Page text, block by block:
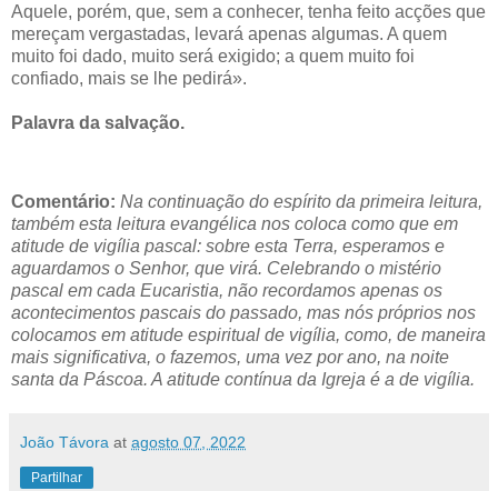
Aquele, porém, que, sem a conhecer, tenha feito acções que
mereçam vergastadas, levará apenas algumas. A quem
muito foi dado, muito será exigido; a quem muito foi
confiado, mais se lhe pedirá».
Palavra da salvação.
Comentário: Na continuação do espírito da primeira leitura,
também esta leitura evangélica nos coloca como que em
atitude de vigília pascal: sobre esta Terra, esperamos e
aguardamos o Senhor, que virá. Celebrando o mistério
pascal em cada Eucaristia, não recordamos apenas os
acontecimentos pascais do passado, mas nós próprios nos
colocamos em atitude espiritual de vigília, como, de maneira
mais significativa, o fazemos, uma vez por ano, na noite
santa da Páscoa. A atitude contínua da Igreja é a de vigília.
João Távora at agosto 07, 2022
Partilhar